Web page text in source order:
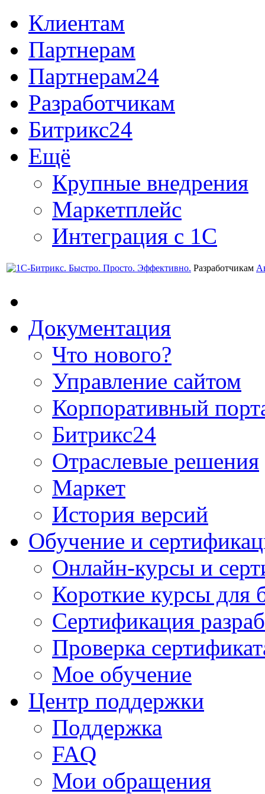
Клиентам
Партнерам
Партнерам24
Разработчикам
Битрикс24
Ещё
Крупные внедрения
Маркетплейс
Интеграция с 1С
Разработчикам
Документация
Что нового?
Управление сайтом
Корпоративный
Битрикс24
Отраслевые решения
Маркет
История версий
Обучение и
Онлайн-курсы и
Короткие курсы для
Сертификация
Проверка
Мое обучение
Центр поддержки
Поддержка
FAQ
Мои обращения